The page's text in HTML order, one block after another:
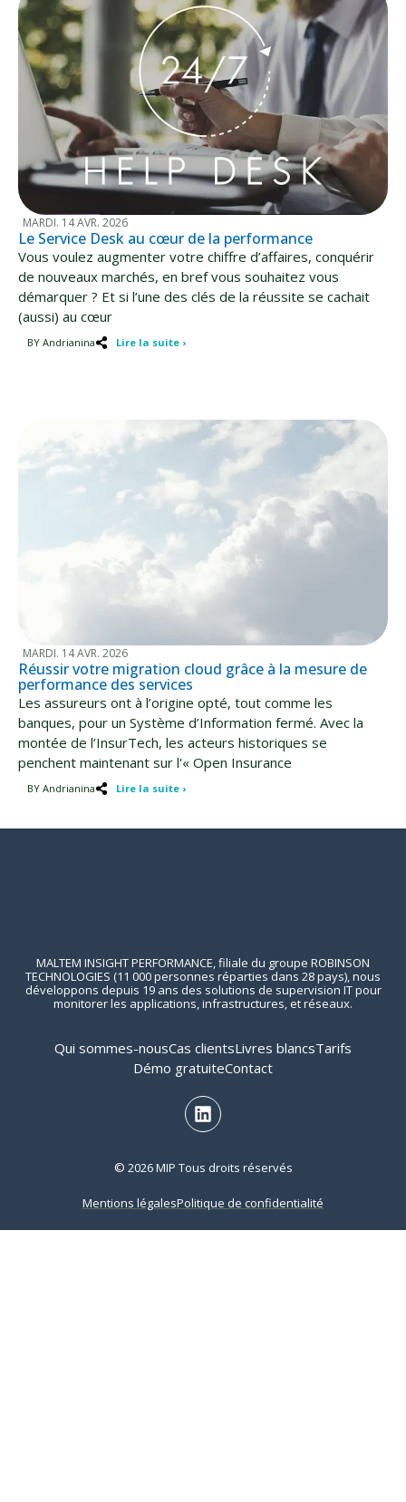
MARDI. 14 AVR. 2026
Le Service Desk au cœur de la performance
Vous voulez augmenter votre chiffre d’affaires, conquérir
de nouveaux marchés, en bref vous souhaitez vous
démarquer ? Et si l’une des clés de la réussite se cachait
(aussi) au cœur
BY Andrianina Lire la suite ›
MARDI. 14 AVR. 2026
Réussir votre migration cloud grâce à la mesure de
performance des services
Les assureurs ont à l’origine opté, tout comme les
banques, pour un Système d’Information fermé. Avec la
montée de l’InsurTech, les acteurs historiques se
penchent maintenant sur l'« Open Insurance
BY Andrianina Lire la suite ›
MALTEM INSIGHT PERFORMANCE, filiale du groupe ROBINSON
TECHNOLOGIES (11 000 personnes réparties dans 28 pays), nous
développons depuis 19 ans des solutions de supervision IT pour
monitorer les applications, infrastructures, et réseaux.
Qui sommes-nousCas clientsLivres blancsTarifs
Démo gratuiteContact
© 2026 MIP Tous droits réservés
Mentions légalesPolitique de confidentialité